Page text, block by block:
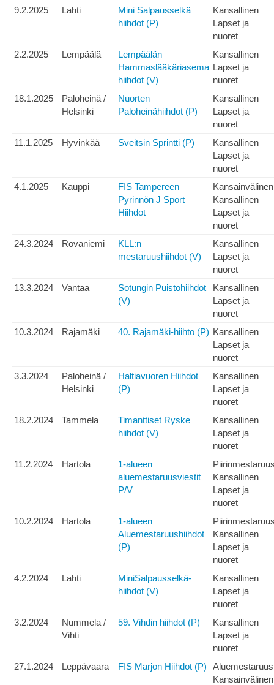
9.2.2025
Lahti
Mini Salpausselkä
hiihdot (P)
Kansallinen
Lapset ja
nuoret
2.2.2025
Lempäälä
Lempäälän
Hammaslääkäriasema
hiihdot (V)
Kansallinen
Lapset ja
nuoret
18.1.2025
Paloheinä /
Helsinki
Nuorten
Paloheinähiihdot (P)
Kansallinen
Lapset ja
nuoret
11.1.2025
Hyvinkää Sveitsin Sprintti (P)
Kansallinen
Lapset ja
nuoret
4.1.2025
Kauppi
FIS Tampereen
Pyrinnön J Sport
Hiihdot
Kansainvälinen
Kansallinen
Lapset ja
nuoret
24.3.2024
Rovaniemi
KLL:n
mestaruushiihdot (V)
Kansallinen
Lapset ja
nuoret
13.3.2024
Vantaa
Sotungin Puistohiihdot
(V)
Kansallinen
Lapset ja
nuoret
10.3.2024
Rajamäki 40. Rajamäki-hiihto (P) Kansallinen
Lapset ja
nuoret
3.3.2024
Paloheinä /
Helsinki
Haltiavuoren Hiihdot
(P)
Kansallinen
Lapset ja
nuoret
18.2.2024
Tammela
Timanttiset Ryske
hiihdot (V)
Kansallinen
Lapset ja
nuoret
11.2.2024
Hartola
1-alueen
aluemestaruusviestit
P/V
Kansallinen
Lapset ja
nuoret
10.2.2024
Hartola
1-alueen
Aluemestaruushiihdot
(P)
Kansallinen
Lapset ja
nuoret
4.2.2024
Lahti
MiniSalpausselkä-
hiihdot (V)
Kansallinen
Lapset ja
nuoret
3.2.2024
Nummela /
Vihti
59. Vihdin hiihdot (P)
Kansallinen
Lapset ja
nuoret
27.1.2024
Leppävaara FIS Marjon Hiihdot (P)
Aluemestaruus
Kansainvälinen